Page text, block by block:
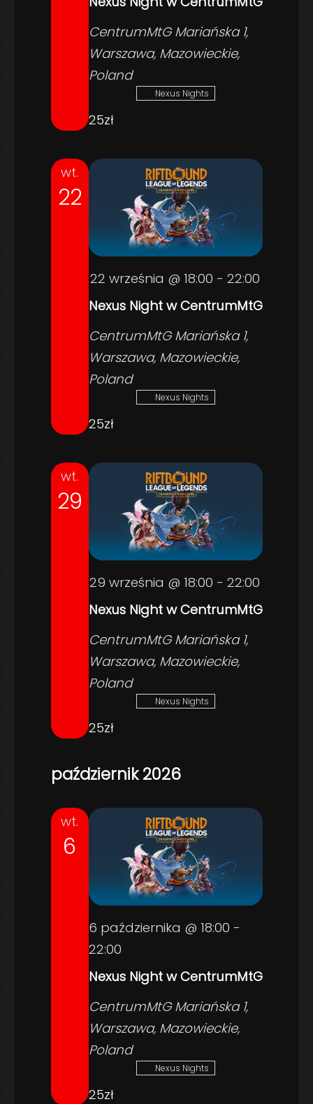
CentrumMtGMariańska 1,
Warszawa, Mazowieckie,
Poland
Nexus Nights
25zł
wt.
22
Nexus Night w CentrumMtG
22 września @ 18:00 - 22:00
CentrumMtGMariańska 1,
Warszawa, Mazowieckie,
Poland
Nexus Nights
25zł
wt.
29
Nexus Night w CentrumMtG
29 września @ 18:00 - 22:00
CentrumMtGMariańska 1,
Warszawa, Mazowieckie,
Poland
Nexus Nights
25zł
październik 2026
wt.
6
Nexus Night w CentrumMtG
6 października @ 18:00 -
22:00
CentrumMtGMariańska 1,
Warszawa, Mazowieckie,
Poland
Nexus Nights
25zł